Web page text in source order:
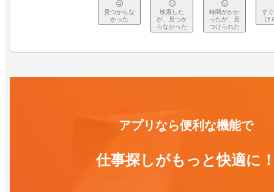
見つからな
かった
検索した
が、見つか
らなかった
時間がかか
ったが、見
つけられた
す
け
アプリなら便利な機能で
仕事探しがもっと快適に